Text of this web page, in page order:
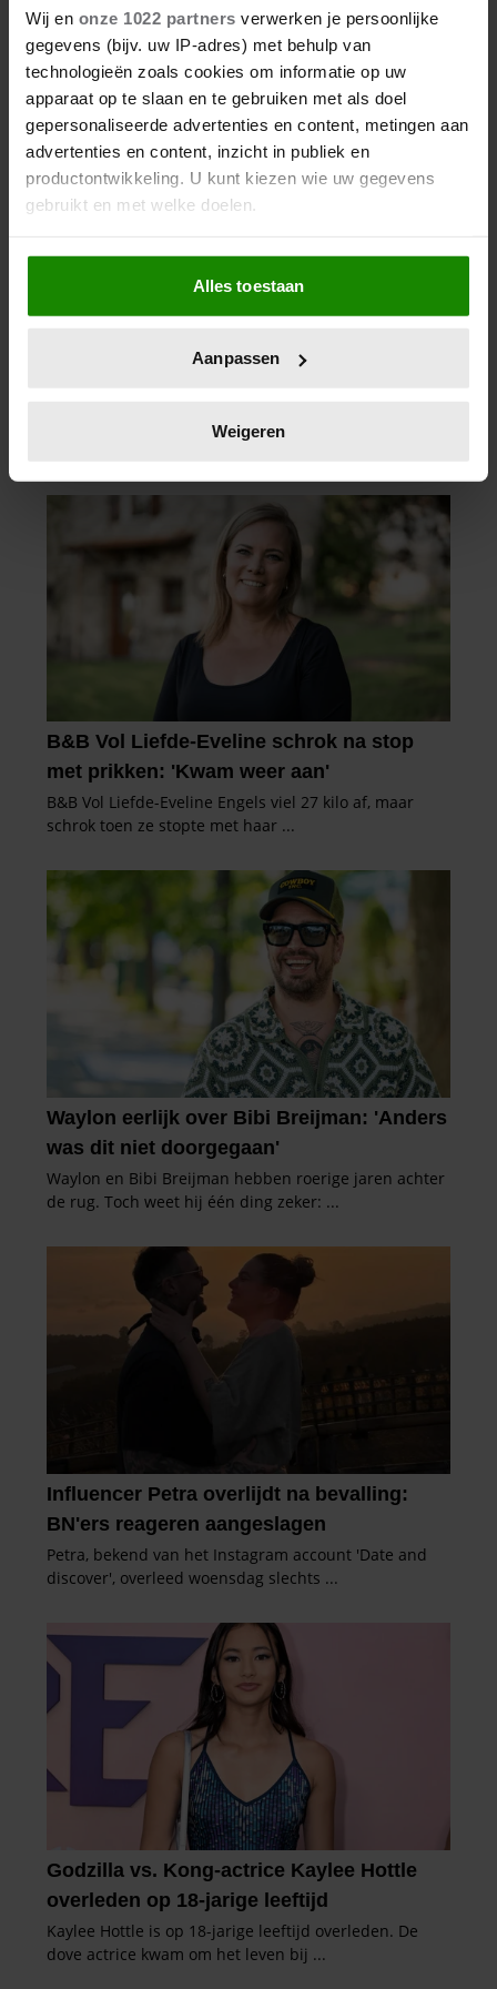
Wij en onze 1022 partners verwerken je persoonlijke
gegevens (bijv. uw IP-adres) met behulp van
technologieën zoals cookies om informatie op uw
apparaat op te slaan en te gebruiken met als doel
gepersonaliseerde advertenties en content, metingen aan
advertenties en content, inzicht in publiek en
productontwikkeling. U kunt kiezen wie uw gegevens
gebruikt en met welke doelen.
Als u het toestaat, willen we ook graag:
Informatie verzamelen over uw geografische
locatie, die tot een paar meter nauwkeurig kan zijn
scannen op specifieke eigenschappen (fingerprinting)
verwerkt en stel uw voorkeuren in het
intrekken in de Cookieverklaring.
We gebruiken cookies om content en advertenties te
personaliseren, om functies voor social media te bieden
en om ons websiteverkeer te analyseren. Ook delen we
informatie over uw gebruik van onze site met onze
partners voor social media, adverteren en analyse. Deze
partners kunnen deze gegevens combineren met andere
informatie die u aan ze heeft verstrekt of die ze hebben
verzameld op basis van uw gebruik van hun services. U
gaat akkoord met onze cookies als u onze website blijft
gebruiken.
Alles toestaan
Aanpassen
Weigeren